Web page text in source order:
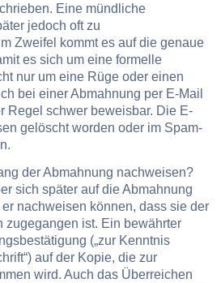
Eine mündliche
jedoch oft zu
Zweifel kommt es auf die genaue
es sich um eine formelle
nur um eine Rüge oder einen
bei einer Abmahnung per E-Mail
Regel schwer beweisbar. Die E-
gelöscht worden oder im Spam-
der Abmahnung nachweisen?
sich später auf die Abmahnung
nachweisen können, dass sie der
zugegangen ist. Ein bewährter
(„zur Kenntnis
auf der Kopie, die zur
wird. Auch das Überreichen